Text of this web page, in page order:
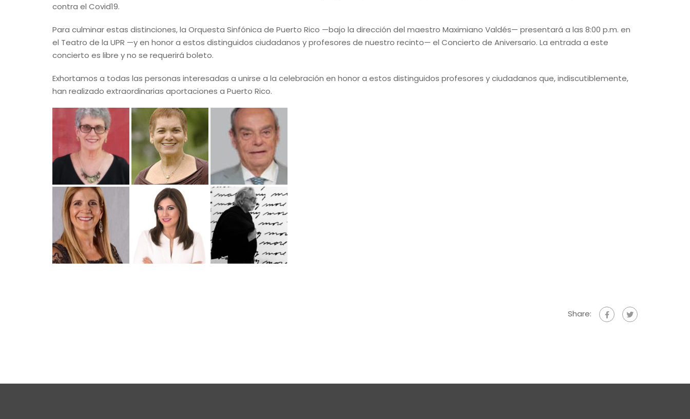
contra el Covid19.
Para culminar estas distinciones, la Orquesta Sinfónica de Puerto Rico —bajo la dirección del maestro Maximiano Valdés— presentará a las 8:00 p.m. en
el Teatro de la UPR —y en honor a estos distinguidos ciudadanos y profesores de nuestro recinto— el Concierto de Aniversario. La entrada a este
concierto es libre y no se requerirá boleto.
Exhortamos a todas las personas interesadas a unirse a la celebración en honor a estos distinguidos profesores y ciudadanos que, indiscutiblemente,
han realizado extraordinarias aportaciones a Puerto Rico.
Share: